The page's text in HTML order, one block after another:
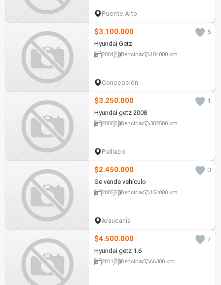
Puente Alto
$3.100.000
5
Hyundai Getz
2004 Bencina 184000 km
Concepción
$3.250.000
1
Hyundai getz 2008
2008 Bencina 302500 km
Paillaco
$2.450.000
0
Se vende vehículo
2005 Bencina 154000 km
Araucanía
$4.500.000
7
Hyundai getz 1.6
2011 Bencina 66300 km